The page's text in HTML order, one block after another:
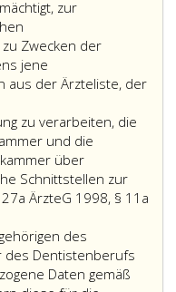
zur
Zwecken der
jene
aus der Ärzteliste, der
zu verarbeiten, die
und die
über
Schnittstellen zur
ÄrzteG 1998, § 11a
des
des Dentistenberufs
Daten gemäß